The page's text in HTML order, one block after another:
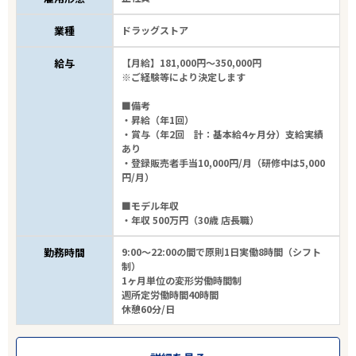
エリアで探す
こだわり条件
業種 ドラッグストア
給与
【月給】181,000円～350,000円
※ご経験等により決定します
■備考
・昇給（年1回）
・賞与（年2回 計：基本給4ヶ月分）支給実績
あり
・登録販売者手当10,000円/月（研修中は5,000
円/月）
■モデル年収
・年収 500万円（30歳 店長職）
勤務時間
9:00～22:00の間で原則1日実働8時間（シフト
制）
1ヶ月単位の変形労働時間制
週所定労働時間40時間
休憩60分/日